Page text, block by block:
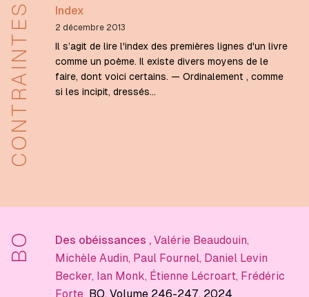
CONTRAINTES Index
2 décembre 2013
Il s’agit de lire l'index des premières lignes d'un livre
comme un poème. Il existe divers moyens de le
faire, dont voici certains. — Ordinalement , comme
si les incipit, dressés…
BO Des obéissances , Valérie Beaudouin,
Michèle Audin, Paul Fournel, Daniel Levin
Becker, Ian Monk, Étienne Lécroart, Frédéric
Forte BO, Volume 246-247, 2024